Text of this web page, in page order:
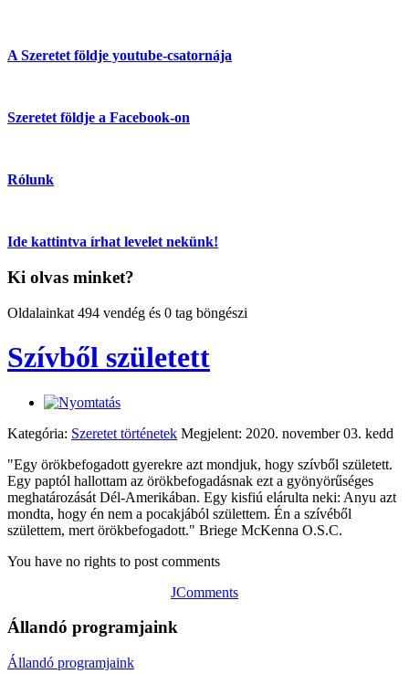
A Szeretet földje youtube-csatornája
Szeretet földje a Facebook-on
Rólunk
Ide kattintva írhat levelet nekünk!
Ki olvas minket?
Oldalainkat 494 vendég és 0 tag böngészi
Szívből született
Kategória: Szeretet történetek Megjelent: 2020. november 03. kedd
"Egy örökbefogadott gyerekre azt mondjuk, hogy szívből született.
Egy paptól hallottam az örökbefogadásnak ezt a gyönyörűséges
meghatározását Dél-Amerikában. Egy kisfiú elárulta neki: Anyu azt
mondta, hogy én nem a pocakjából születtem. Én a szívéből
születtem, mert örökbefogadott." Briege McKenna O.S.C.
You have no rights to post comments
JComments
Állandó programjaink
Állandó programjaink